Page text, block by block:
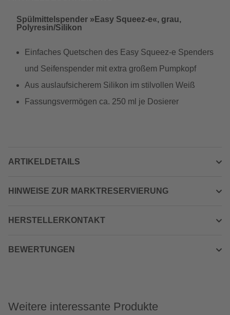
Spülmittelspender »Easy Squeez-e«, grau,
Polyresin/Silikon
Einfaches Quetschen des Easy Squeez-e Spenders
und Seifenspender mit extra großem Pumpkopf
Aus auslaufsicherem Silikon im stilvollen Weiß
Fassungsvermögen ca. 250 ml je Dosierer
ARTIKELDETAILS
HINWEISE ZUR MARKTRESERVIERUNG
HERSTELLERKONTAKT
BEWERTUNGEN
Weitere interessante Produkte